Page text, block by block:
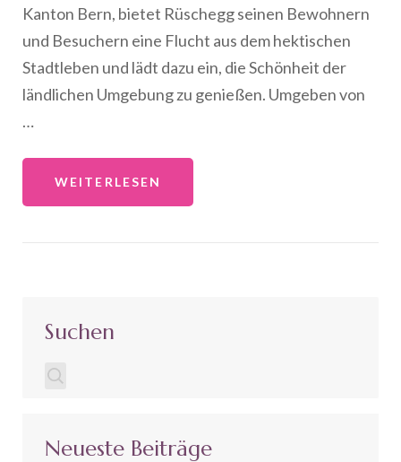
Kanton Bern, bietet Rüschegg seinen Bewohnern
und Besuchern eine Flucht aus dem hektischen
Stadtleben und lädt dazu ein, die Schönheit der
ländlichen Umgebung zu genießen. Umgeben von
…
WEITERLESEN
Suchen
Neueste Beiträge